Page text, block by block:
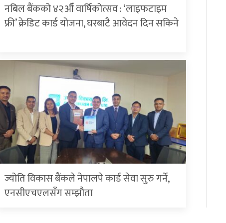
नबिल बैंकको ४२औँ वार्षिकोत्सव : ‘लाइफटाइम
फ्री’ क्रेडिट कार्ड योजना, घरबाटै आवेदन दिन सकिने
ज्योति विकास बैंकले नेपालपे कार्ड सेवा सुरु गर्ने,
एनसीएचएलसँग सम्झौता